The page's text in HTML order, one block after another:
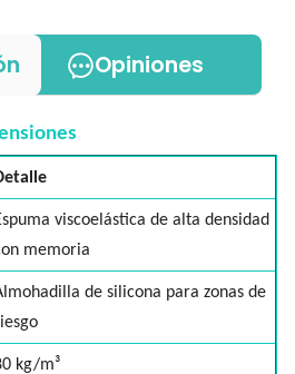
Opiniones
viscoelástica de alta densidad
memoria
de silicona para zonas de
kg/m³